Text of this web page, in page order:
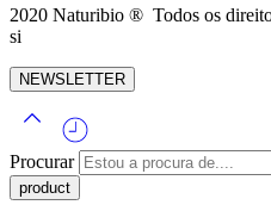
2020 Naturibio ® Todos os
si
NEWSLETTER
Procurar